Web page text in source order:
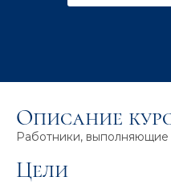
Описание
Работники,
Цели